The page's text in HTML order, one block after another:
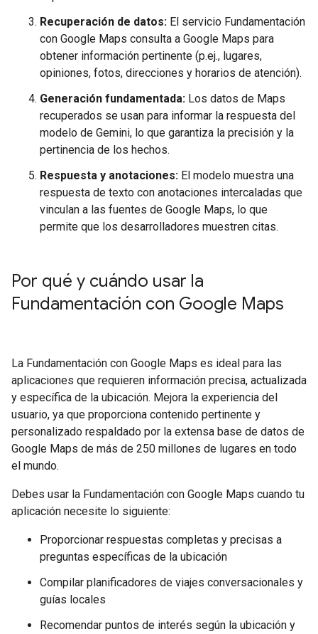
Recuperación de datos: El servicio Fundamentación
con Google Maps consulta a Google Maps para
obtener información pertinente (p.ej., lugares,
opiniones, fotos, direcciones y horarios de atención).
Generación fundamentada: Los datos de Maps
recuperados se usan para informar la respuesta del
modelo de Gemini, lo que garantiza la precisión y la
pertinencia de los hechos.
Respuesta y anotaciones: El modelo muestra una
respuesta de texto con anotaciones intercaladas que
vinculan a las fuentes de Google Maps, lo que
permite que los desarrolladores muestren citas.
Por qué y cuándo usar la
Fundamentación con Google Maps
La Fundamentación con Google Maps es ideal para las
aplicaciones que requieren información precisa, actualizada
y específica de la ubicación. Mejora la experiencia del
usuario, ya que proporciona contenido pertinente y
personalizado respaldado por la extensa base de datos de
Google Maps de más de 250 millones de lugares en todo
el mundo.
Debes usar la Fundamentación con Google Maps cuando tu
aplicación necesite lo siguiente:
Proporcionar respuestas completas y precisas a
preguntas específicas de la ubicación
Compilar planificadores de viajes conversacionales y
guías locales
Recomendar puntos de interés según la ubicación y